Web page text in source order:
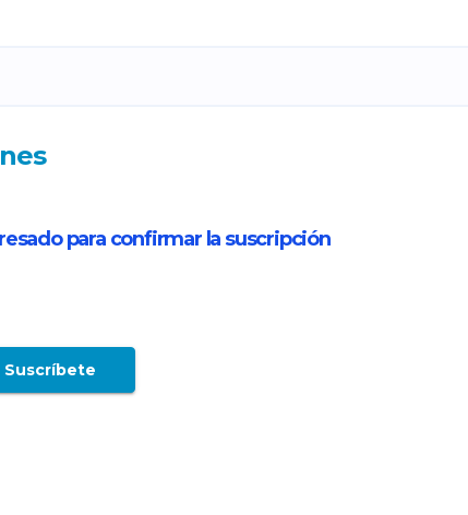
para confirmar la suscripción